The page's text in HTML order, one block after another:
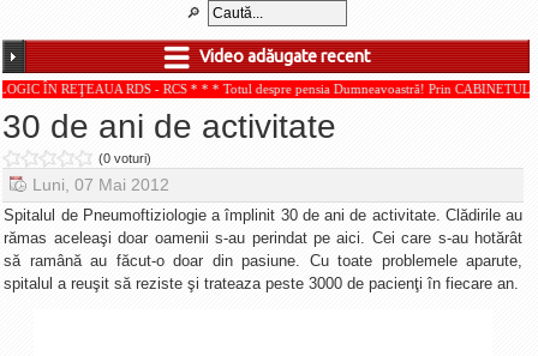
🆕 Cele mai noi
Ştirile Nova TV
Poveşti din Braşov
Punct şi de la capăt
Faţă în faţă
Punctul pe I
BV-01-ADE
Video adăugate recent
ÎN REŢEAUA RDS - RCS * * * Totul despre pensia Dumneavoastră! Prin
30 de ani de activitate
(0 voturi)
Luni, 07 Mai 2012
Spitalul de Pneumoftiziologie a împlinit 30 de ani de activitate. Clădirile au
rămas aceleaşi doar oamenii s-au perindat pe aici. Cei care s-au hotărât
să ramână au făcut-o doar din pasiune. Cu toate problemele aparute,
spitalul a reuşit să reziste şi trateaza peste 3000 de pacienţi în fiecare an.